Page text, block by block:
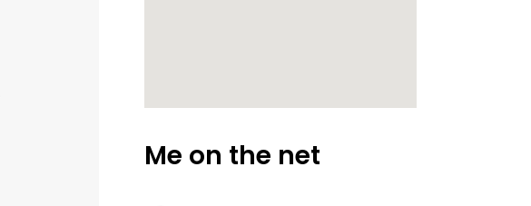
Me on the net